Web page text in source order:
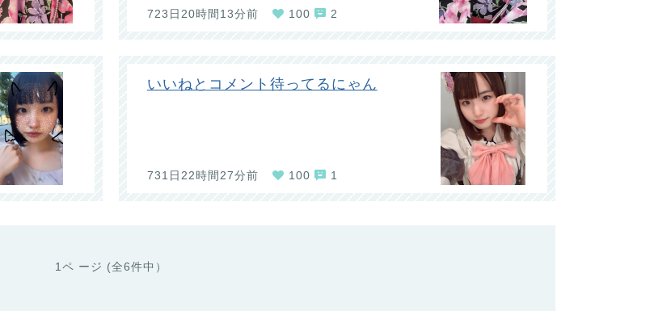
723日20時間13分前 100 2
いいねとコメント待ってるにゃん
731日22時間27分前 100 1
1ペ ージ (全6件中）